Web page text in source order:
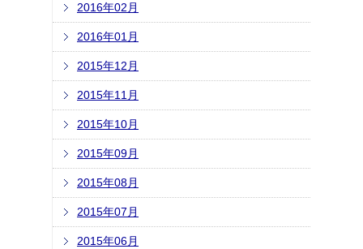
2016年02月
2016年01月
2015年12月
2015年11月
2015年10月
2015年09月
2015年08月
2015年07月
2015年06月